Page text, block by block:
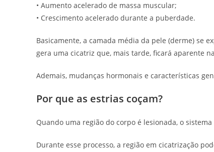
• Aumento acelerado de massa muscular;
• Crescimento acelerado durante a puberdade.
Basicamente, a camada média da pele (derme) se
gera uma cicatriz que, mais tarde, ficará aparente
Ademais, mudanças hormonais e características
Por que as estrias coçam?
Quando uma região do corpo é lesionada, o
Durante esse processo, a região em cicatrização